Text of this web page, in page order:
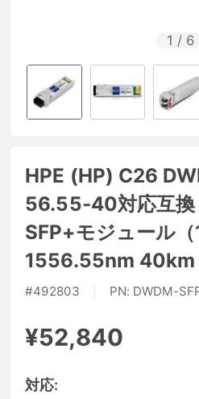
1 / 6
HPE (HP) C26
56.55-40対応互換
SFP+モジュール
1556.55nm 40km
#492803 PN: DWDM-
¥52,840
対応: